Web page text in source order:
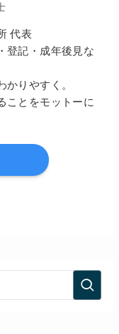
代表
登記・成年後見な
りやすく。
ことをモットーに